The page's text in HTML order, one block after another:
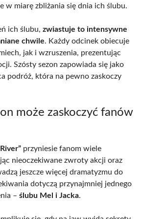
w miarę zbliżania się dnia ich ślubu.
ich ślubu, zwiastuje to intensywne
chwile. Każdy odcinek obiecuje
jak i wzruszenia, prezentując
Szósty sezon zapowiada się jako
podróż, która na pewno zaskoczy
może zaskoczyć fanów
przyniesie fanom wiele
nieoczekiwane zwroty akcji oraz
jeszcze więcej dramatyzmu do
dotyczą przynajmniej jednego
– ślubu Mel i Jacka.